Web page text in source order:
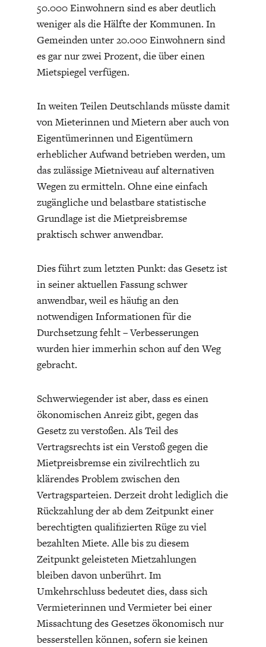
50.000 Einwohnern sind es aber deutlich
weniger als die Hälfte der Kommunen. In
Gemeinden unter 20.000 Einwohnern sind
es gar nur zwei Prozent, die über einen
Mietspiegel verfügen.
In weiten Teilen Deutschlands müsste damit
von Mieterinnen und Mietern aber auch von
Eigentümerinnen und Eigentümern
erheblicher Aufwand betrieben werden, um
das zulässige Mietniveau auf alternativen
Wegen zu ermitteln. Ohne eine einfach
zugängliche und belastbare statistische
Grundlage ist die Mietpreisbremse
praktisch schwer anwendbar.
Dies führt zum letzten Punkt: das Gesetz ist
in seiner aktuellen Fassung schwer
anwendbar, weil es häufig an den
notwendigen Informationen für die
Durchsetzung fehlt – Verbesserungen
wurden hier immerhin schon auf den Weg
gebracht.
Schwerwiegender ist aber, dass es einen
ökonomischen Anreiz gibt, gegen das
Gesetz zu verstoßen. Als Teil des
Vertragsrechts ist ein Verstoß gegen die
Mietpreisbremse ein zivilrechtlich zu
klärendes Problem zwischen den
Vertragsparteien. Derzeit droht lediglich die
Rückzahlung der ab dem Zeitpunkt einer
berechtigten qualifizierten Rüge zu viel
bezahlten Miete. Alle bis zu diesem
Zeitpunkt geleisteten Mietzahlungen
bleiben davon unberührt. Im
Umkehrschluss bedeutet dies, dass sich
Vermieterinnen und Vermieter bei einer
Missachtung des Gesetzes ökonomisch nur
besserstellen können, sofern sie keinen